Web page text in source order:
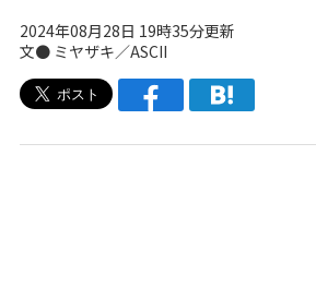
2024年08月28日 19時35分更新
文● ミヤザキ／ASCII